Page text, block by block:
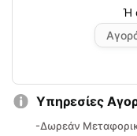
Υπηρεσίες
-Δωρεάν